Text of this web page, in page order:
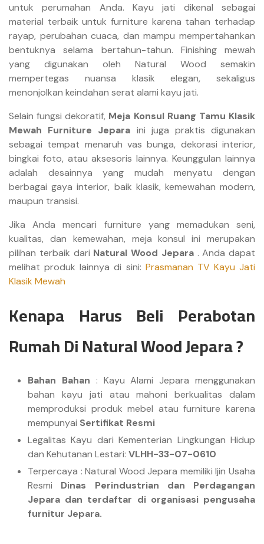
untuk perumahan Anda. Kayu jati dikenal sebagai
material terbaik untuk furniture karena tahan terhadap
rayap, perubahan cuaca, dan mampu mempertahankan
bentuknya selama bertahun-tahun. Finishing mewah
yang digunakan oleh Natural Wood semakin
mempertegas nuansa klasik elegan, sekaligus
menonjolkan keindahan serat alami kayu jati.
Selain fungsi dekoratif, Meja Konsul Ruang Tamu Klasik
Mewah Furniture Jepara ini juga praktis digunakan
sebagai tempat menaruh vas bunga, dekorasi interior,
bingkai foto, atau aksesoris lainnya. Keunggulan lainnya
adalah desainnya yang mudah menyatu dengan
berbagai gaya interior, baik klasik, kemewahan modern,
maupun transisi.
Jika Anda mencari furniture yang memadukan seni,
kualitas, dan kemewahan, meja konsul ini merupakan
pilihan terbaik dari Natural Wood Jepara.Anda dapat
melihat produk lainnya di sini: Prasmanan TV Kayu Jati
Klasik Mewah
Kenapa Harus Beli Perabotan
Rumah Di Natural Wood Jepara ?
Bahan Bahan : Kayu Alami Jepara menggunakan
bahan kayu jati atau mahoni berkualitas dalam
memproduksi produk mebel atau furniture karena
mempunyai Sertifikat Resmi
Legalitas Kayu dari Kementerian Lingkungan Hidup
dan Kehutanan Lestari: VLHH-33-07-0610
Terpercaya : Natural Wood Jepara memiliki Ijin Usaha
Resmi Dinas Perindustrian dan Perdagangan
Jepara dan terdaftar di organisasi pengusaha
furnitur Jepara.